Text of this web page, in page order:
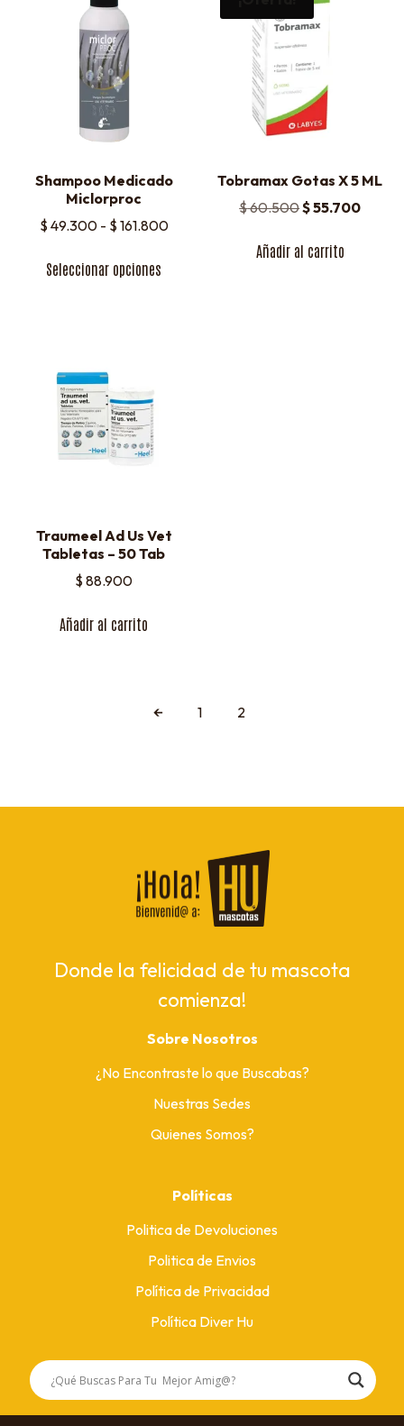
Shampoo Medicado
Miclorproc
$ 49.300 - $ 161.800
Seleccionar opciones
Tobramax Gotas X 5 ML
$60.500$55.700
Añadir al carrito
Traumeel Ad Us Vet
Tabletas – 50 Tab
$ 88.900
Añadir al carrito
← 1 2
Donde la felicidad de tu mascota
comienza!
Sobre Nosotros
¿No Encontraste lo que Buscabas?
Nuestras Sedes
Quienes Somos?
Políticas
Politica de Devoluciones
Politica de Envios
Política de Privacidad
Política Diver Hu